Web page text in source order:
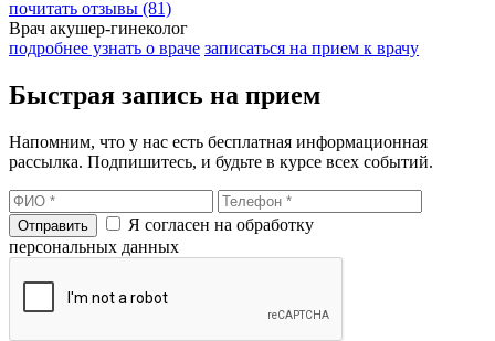
почитать отзывы (81)
Врач акушер-гинеколог
подробнее узнать о враче записаться на прием к врачу
Быстрая запись на прием
Напомним, что у нас есть бесплатная информационная
рассылка. Подпишитесь, и будьте в курсе всех событий.
Я согласен на обработку
персональных данных